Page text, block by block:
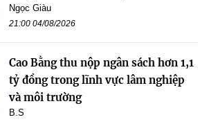
Ngọc Giàu
21:00 04/08/2026
Cao Bằng thu nộp ngân sách hơn 1,1
tỷ đồng trong lĩnh vực lâm nghiệp
và môi trường
B.S